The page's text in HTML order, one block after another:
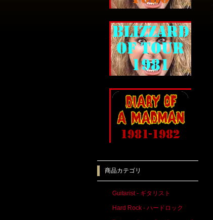
商品カテゴリ
Guitarist - ギタリスト
Hard Rock - ハードロック